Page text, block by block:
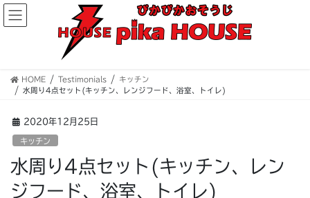
コ
ン
ナ
ビ
HOME Testimonials
キッチン
水周り4点セット(キッチン、レンジフード、浴室、トイレ)
2020年12月25日
キッチン
水周り4点セット(キッチン、レン
ジフード、浴室、トイレ)